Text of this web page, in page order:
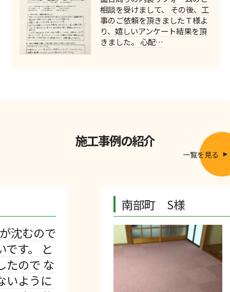
相談を受けまして、 その後、工
事のご依頼を頂きましたＴ様よ
り、嬉しいアンケート結果を頂
きました。 心配…
施工事例の紹介
一覧を見る
南部町 S様
Views: 11
いとのご
仕上げを